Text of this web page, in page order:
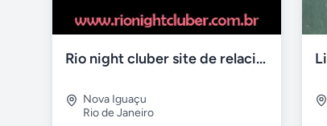
Rio night cluber site de relacionamento
Nova Iguaçu
Rio de Janeiro